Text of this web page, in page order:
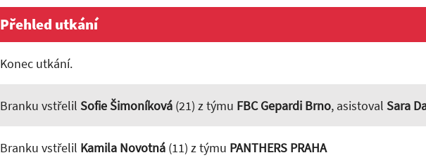
Přehled utkání
Konec utkání.
Branku vstřelil Sofie Šimoníková(21) z týmu FBC Gepardi Brno, asistoval Sara
Branku vstřelil Kamila Novotná(11) z týmu PANTHERS PRAHA